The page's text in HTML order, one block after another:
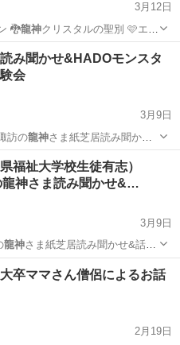
3月12日
🐉龍神クリスタルの聖別 🩷エン
クショップ
み聞かせ&HADOモンスタ
会
3月9日
訪の龍神さま紙芝居読み聞かせ
福祉大学校生徒有志）
神さま読み聞かせ&…
3月9日
龍神さま紙芝居読み聞かせ&話題
龍神
卒ママさん僧侶によるお話
2月19日